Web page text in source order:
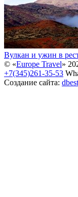
Вулкан и ужин в
© «Europe Travel»
+7(345)261-35-53
Создание сайта: